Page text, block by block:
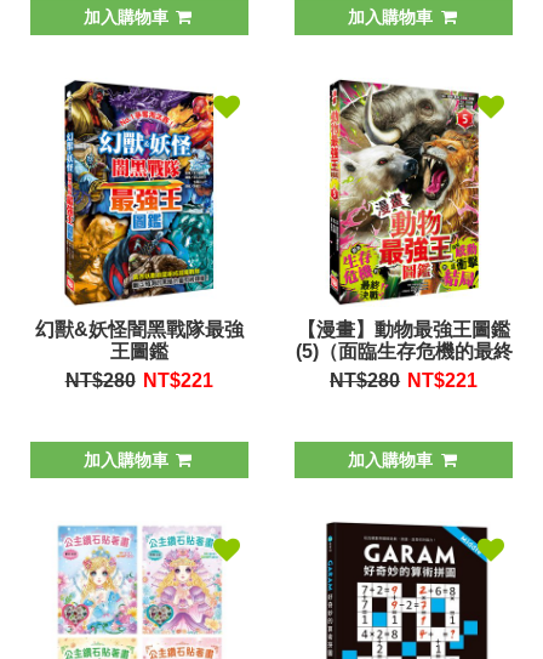
加入購物車 加入購物車
幻獸&妖怪闇黑戰隊最強
王圖鑑
NT$280 NT$221
加入購物車
【漫畫】動物最強王圖鑑
(5)（面臨生存危機的最終
決戰，迎來感動且衝擊的
結局！）
NT$280 NT$221
加入購物車